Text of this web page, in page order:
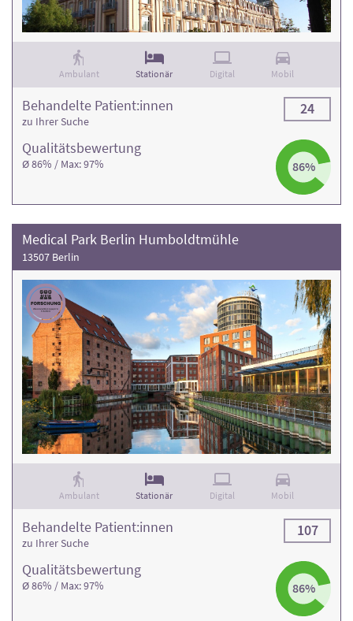
Ambulant Stationär Digital Mobil
Qualitäts­bewertung
Ø 86% / Max: 97% 86%
Behandelte Patient:innen
zu Ihrer Suche
24
Medical Park Berlin Humboldtmühle
13507 Berlin
Ambulant Stationär Digital Mobil
Qualitäts­bewertung
Ø 86% / Max: 97% 86%
Behandelte Patient:innen
zu Ihrer Suche
107